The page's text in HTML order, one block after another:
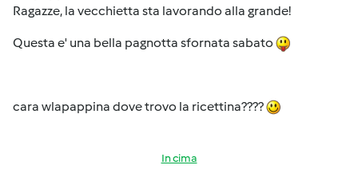
Ragazze, la vecchietta sta lavorando alla grande!
Questa e' una bella pagnotta sfornata sabato
cara wlapappina dove trovo la ricettina????
In cima